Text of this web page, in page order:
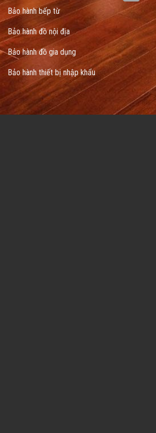
Bảo hành bếp từ
Bảo hành đồ nội địa
Bảo hành đồ gia dụng
Bảo hành thiết bị nhập khẩu